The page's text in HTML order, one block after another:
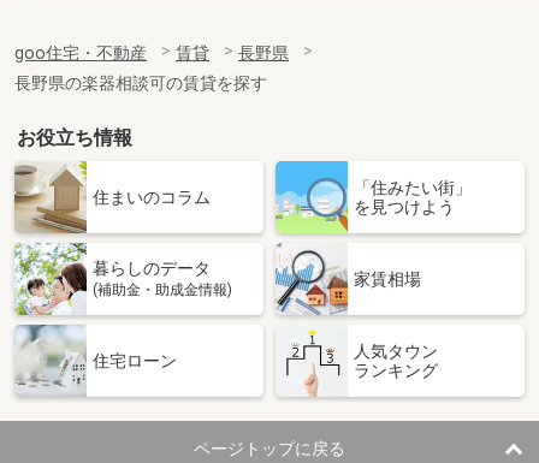
専有面積
26.71m²
間取り
1K
長野県松本市村井町北２丁目
価 格
長野県松本市村井町北２丁目
専有面積 40.07m²
間取り
長野県諏訪市高島４
住 所
長野県諏訪市高島４
専有面積 23.61m²
間取り
1K
goo住宅・不動産 賃貸
長野県
長野県の楽器相談可の賃貸を探す
お役立ち情報
住まいのコラム
「住みたい街」
を見つけよう
暮らしのデータ
(補助金・助成金情報)
家賃相場
住宅ローン
人気タウン
ランキング
ページトップに戻る